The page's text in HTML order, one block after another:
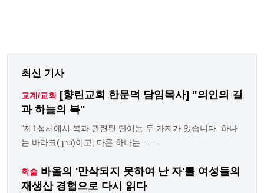
최신 기사
교계/교회
[향린교회 한문덕 담임목사] "의인의 길
과 하늘의 복"
"제1성서에서 복과 관련된 단어는 두 가지가 있습니다. 하나
는 바라크(ברך)이고, 다른 하나는 ... ...
학술 바울의 '만삭되지 못하여 난 자'를 여성들의
재생산 경험으로 다시 읽다